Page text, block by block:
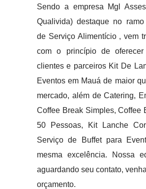
Sendo a empresa Mgl
Qualivida) destaque no ramo
de Serviço Alimentício , vem
com o princípio de
clientes e parceiros Kit De
Eventos em Mauá de maior
mercado, além de Catering,
Coffee Break Simples, Coffee
50 Pessoas, Kit Lanche
Serviço de Buffet para
mesma excelência. Nossa
aguardando seu contato,
orçamento.